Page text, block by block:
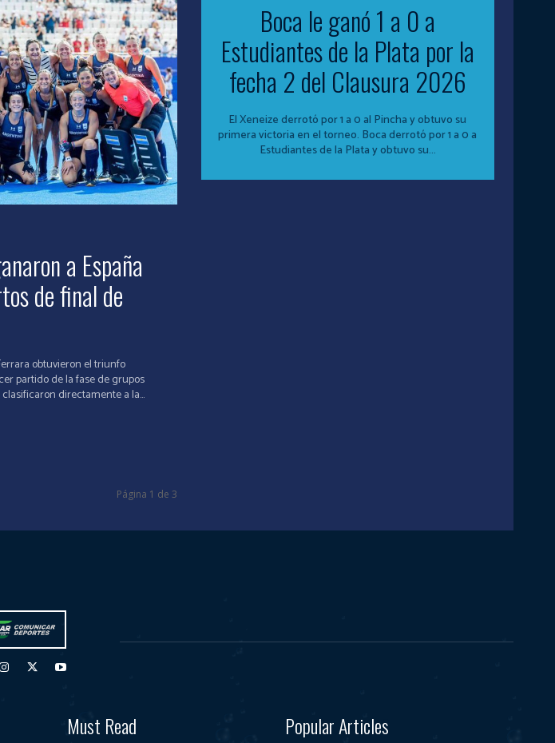
a España
de final de
obtuvieron el triunfo
partido de la fase de grupos
directamente a la...
Página 1 de 3
Boca le ganó 1 a 0 a
Estudiantes de la Plata por la
fecha 2 del Clausura 2026
El Xeneize derrotó por 1 a 0 al Pincha y obtuvo su
primera victoria en el torneo. Boca derrotó por 1 a 0 a
Estudiantes de la Plata y obtuvo su...
Must Read Popular Articles